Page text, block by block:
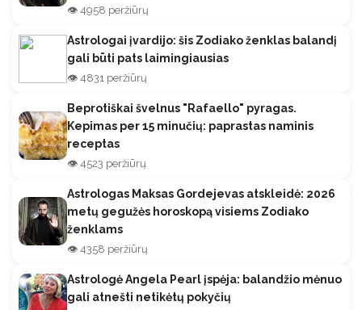
👁️ 4958 peržiūrų
Astrologai įvardijo: šis Zodiako ženklas balandį
gali būti pats laimingiausias
👁️ 4831 peržiūrų
Beprotiškai švelnus "Rafaello" pyragas.
Kepimas per 15 minučių: paprastas naminis
receptas
👁️ 4523 peržiūrų
Astrologas Maksas Gordejevas atskleidė: 2026
metų gegužės horoskopą visiems Zodiako
ženklams
👁️ 4358 peržiūrų
Astrologė Angela Pearl įspėja: balandžio mėnuo
gali atnešti netikėtų pokyčių